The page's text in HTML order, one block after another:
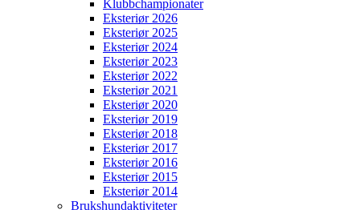
Klubbchampionater
Eksteriør 2026
Eksteriør 2025
Eksteriør 2024
Eksteriør 2023
Eksteriør 2022
Eksteriør 2021
Eksteriør 2020
Eksteriør 2019
Eksteriør 2018
Eksteriør 2017
Eksteriør 2016
Eksteriør 2015
Eksteriør 2014
Brukshundaktiviteter